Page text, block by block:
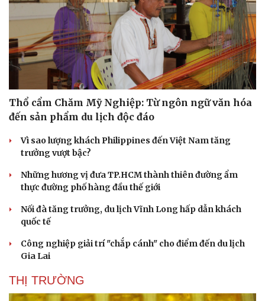
Thổ cẩm Chăm Mỹ Nghiệp: Từ ngôn ngữ văn hóa
đến sản phẩm du lịch độc đáo
Vì sao lượng khách Philippines đến Việt Nam tăng
trưởng vượt bậc?
Những hương vị đưa TP.HCM thành thiên đường ẩm
thực đường phố hàng đầu thế giới
Nối đà tăng trưởng, du lịch Vĩnh Long hấp dẫn khách
quốc tế
Công nghiệp giải trí "chắp cánh" cho điểm đến du lịch
Gia Lai
THỊ TRƯỜNG